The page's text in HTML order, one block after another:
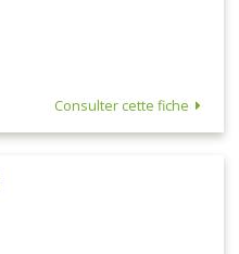
Consulter cette fiche